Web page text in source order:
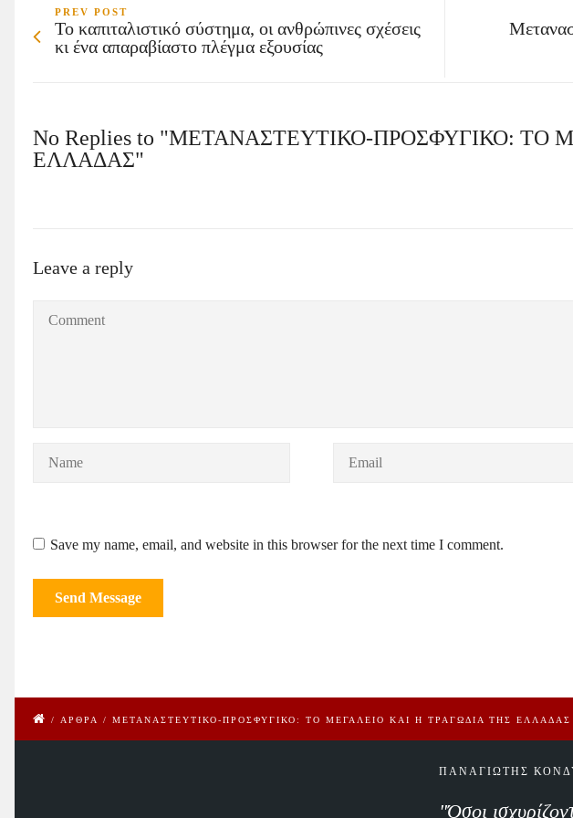
PREV POST
Το καπιταλιστικό σύστημα, οι ανθρώπινες σχέσεις
κι ένα απαραβίαστο πλέγμα εξουσίας
No Replies to "ΜΕΤΑΝΑΣΤΕΥΤΙΚΟ-ΠΡΟΣΦΥΓΙΚΟ: ΤΟ
ΕΛΛΑΔΑΣ"
Leave a reply
Save my name, email, and website in this browser for the next time I comment.
/ ΑΡΘΡΑ / ΜΕΤΑΝΑΣΤΕΥΤΙΚΟ-ΠΡΟΣΦΥΓΙΚΟ: ΤΟ ΜΕΓΑΛΕΙΟ ΚΑΙ Η ΤΡΑΓΩΔΙΑ ΤΗΣ ΕΛΛΑΔΑΣ
ΠΑΝΑΓΙΩΤΗΣ
"Όσοι